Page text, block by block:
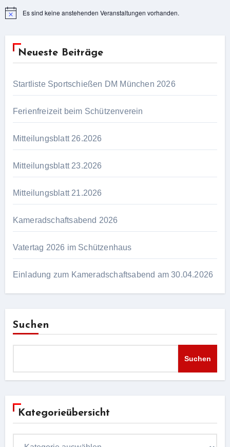
HinweisEs sind keine anstehenden Veranstaltungen vorhanden.
Neueste Beiträge
Startliste Sportschießen DM München 2026
Ferienfreizeit beim Schützenverein
Mitteilungsblatt 26.2026
Mitteilungsblatt 23.2026
Mitteilungsblatt 21.2026
Kameradschaftsabend 2026
Vatertag 2026 im Schützenhaus
Einladung zum Kameradschaftsabend am 30.04.2026
Suchen
Suchen
Kategorieübersicht